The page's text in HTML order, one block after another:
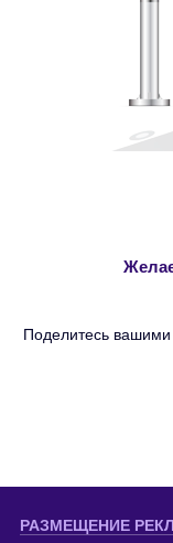
Поделитесь
РАЗМЕЩЕНИЕ